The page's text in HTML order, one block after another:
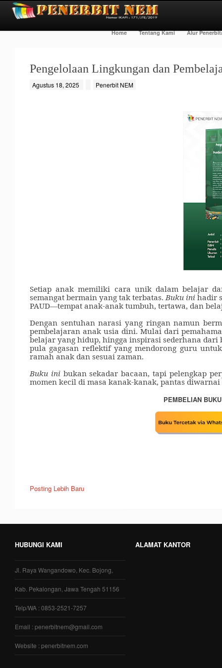
Home Tentang Kami Alur
Pengelolaan Lingkungan dan
Agustus 18, 2025 Penerbit NEM
Setiap anak memiliki cara unik dalam belajar
semangat bermain yang tak terbatas.Buku ini hadir
PAUD—tempat anak-anak tumbuh, tertawa, dan
Dengan sentuhan narasi yang ringan namun
pembelajaran anak usia dini. Mulai dari
belajar yang hidup, hingga inspirasi sederhana
pula gagasan reflektif yang mendorong guru
ramah anak dan sesuai zaman.
Buku inibukan sekadar bacaan, tapi pelengkap
momen kecil di masa kanak-kanak, pantas
PEMBELIAN
Posting Lebih Baru
HUBUNGI KAMI
Jl. Raya Wangandowo, Kec. Bojong,
Kab. Pekalongan, Jawa Tengah 51156
Telp/WA : 0853-2521-7257
Email : penerbitnem@gmail.com
Website : penerbitnem.com
ALAMAT KANTOR